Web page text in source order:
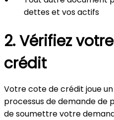
dettes et vos actifs
2. Vérifiez
crédit
Votre cote de crédit joue
processus de demande de
de soumettre votre